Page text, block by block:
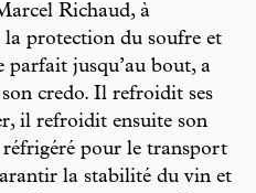
Richaud, à
protection du soufre et
parfait jusqu’au bout, a
credo. Il refroidit ses
il refroidit ensuite son
pour le transport
la stabilité du vin et